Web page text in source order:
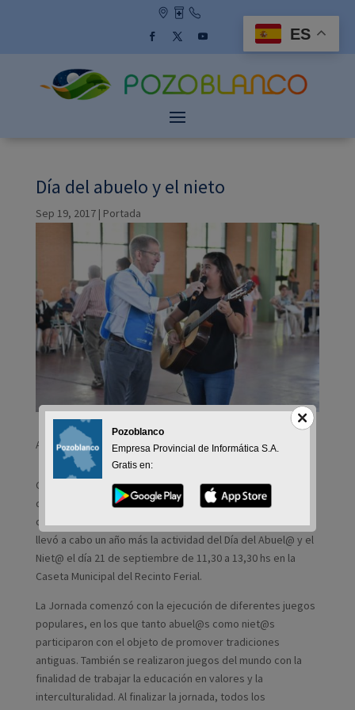
Día del abuelo y el nieto
Sep 19, 2017| Portada
Actividades del Día del Abuelo y el Nieto.
Con motivo de la Feria y Fiestas en Honor a Nuestra Señora
de Las Mercedes, la Concejalía de Servicios Sociales junto
con el Instituto Provincial de Bienestar Social de Córdoba,
llevó a cabo un año más la actividad del Día del Abuel@ y el
Niet@ el día 21 de septiembre de 11,30 a 13,30 hs en la
Caseta Municipal del Recinto Ferial.
La Jornada comenzó con la ejecución de diferentes juegos
populares, en los que tanto abuel@s como niet@s
participaron con el objeto de promover tradiciones
antiguas. También se realizaron juegos del mundo con la
finalidad de trabajar la educación en valores y la
interculturalidad. Al finalizar la jornada, todos los
ES
Pozoblanco
Empresa Provincial de Informática S.A.
Gratis en: